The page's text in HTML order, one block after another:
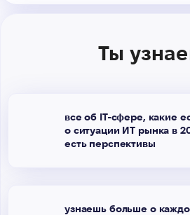
Ты
все об IT-сфере, какие
о ситуации ИТ рынка в
есть перспективы
узнаешь больше о